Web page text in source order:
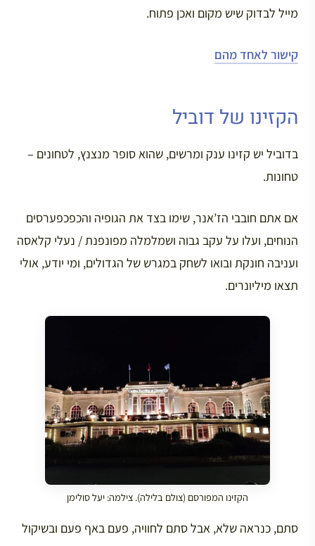
מייל לבדוק שיש מקום ואכן פתוח.
קישור לאחד מהם
הקזינו של דוביל
בדוביל יש קזינו ענק ומרשים, שהוא סופר מנצנץ, לטחונים –
טחונות.
אם אתם חובבי הז’אנר, שימו בצד את הגופיה והכפכפערסים
הנוחים, ועלו על עקב גבוה ושמלמלה מפונפנת / נעלי קלאסה
ועניבה חונקת ובואו לשחק במגרש של הגדולים, ומי יודע, אולי
תצאו מיליונרים.
הקזינו המפורסם (צולם בלילה). צילמה: יעל סולימן
סתם, כנראה שלא, אבל סתם לחוויה, פעם באף פעם ובשיקול